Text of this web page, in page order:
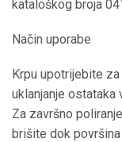
kataloškog broja
Način uporabe
Krpu upotrijebite
uklanjanje ostataka
Za završno
brišite dok